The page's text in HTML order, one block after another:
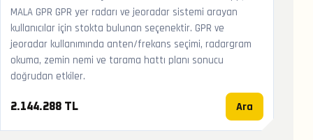
MALA GPR GPR yer radarı ve jeoradar sistemi arayan
kullanıcılar için stokta bulunan seçenektir. GPR ve
jeoradar kullanımında anten/frekans seçimi, radargram
okuma, zemin nemi ve tarama hattı planı sonucu
doğrudan etkiler.
2.144.288 TL Ara